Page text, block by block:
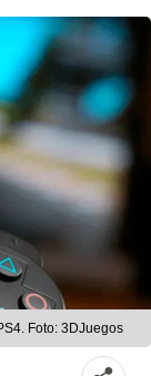
Foto: 3DJuegos